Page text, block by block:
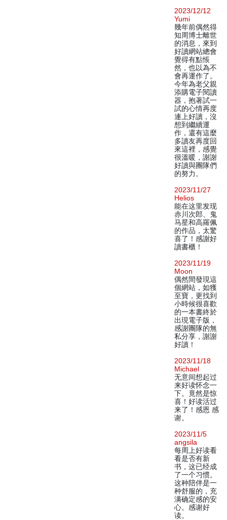
2023/12/12
Yumi
幾年前偶然得
知周博士離世
的消息，來到
好讀網站總會
覺得有點悵
然，也以為不
會再運作了。
今年為老父親
添購電子閱讀
器，抱著試一
試的心情再度
連上好讀，沒
想到繼續運
作，還有這麼
多讀友再度回
來這裡，感覺
很溫暖，謝謝
好讀與團隊們
的努力。
2023/11/27
Helios
能在这里发现
赤川次郎、鬼
马星和高羅佩
的作品，太驚
喜了！感謝好
讀書櫃！
2023/11/19
Moon
偶然間發現這
個網站，如獲
至寶，更找到
小時候很喜歡
的一本書終於
出現電子版，
感謝團隊的無
私分享，謝謝
好讀！
2023/11/18
Michael
无意间想起过
来好读怀念一
下。竟然是惊
喜！好读活过
来了！感恩 感
谢。
2023/11/5
angsila
每周上好读看
看是否有新
书，这已经成
了一个习惯。
这种陪伴是一
种舒服的，充
满确定感的安
心。感谢好
读。